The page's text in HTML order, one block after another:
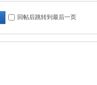
回帖后跳转到最后一页